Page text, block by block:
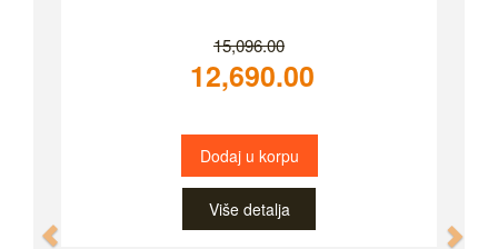
15,096.00
12,690.00
Dodaj u korpu
Više detalja